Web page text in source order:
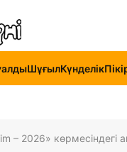
ШұғылКүнделік
– 2026» көрмесіндегі